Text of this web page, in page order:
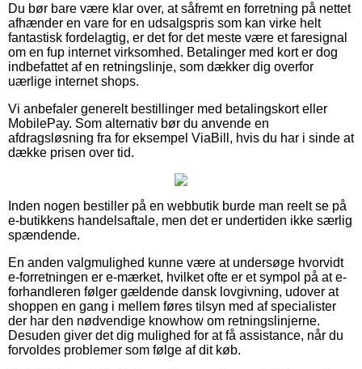
Du bør bare være klar over, at såfremt en forretning på nettet
afhænder en vare for en udsalgspris som kan virke helt
fantastisk fordelagtig, er det for det meste være et faresignal
om en fup internet virksomhed. Betalinger med kort er dog
indbefattet af en retningslinje, som dækker dig overfor
uærlige internet shops.
Vi anbefaler generelt bestillinger med betalingskort eller
MobilePay. Som alternativ bør du anvende en
afdragsløsning fra for eksempel ViaBill, hvis du har i sinde at
dække prisen over tid.
Inden nogen bestiller på en webbutik burde man reelt se på
e-butikkens handelsaftale, men det er undertiden ikke særlig
spændende.
En anden valgmulighed kunne være at undersøge hvorvidt
e-forretningen er e-mærket, hvilket ofte er et sympol på at e-
forhandleren følger gældende dansk lovgivning, udover at
shoppen en gang i mellem føres tilsyn med af specialister
der har den nødvendige knowhow om retningslinjerne.
Desuden giver det dig mulighed for at få assistance, når du
forvoldes problemer som følge af dit køb.